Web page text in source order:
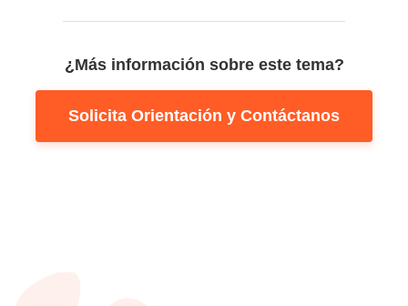
¿Más información sobre este tema?
Solicita Orientación y Contáctanos